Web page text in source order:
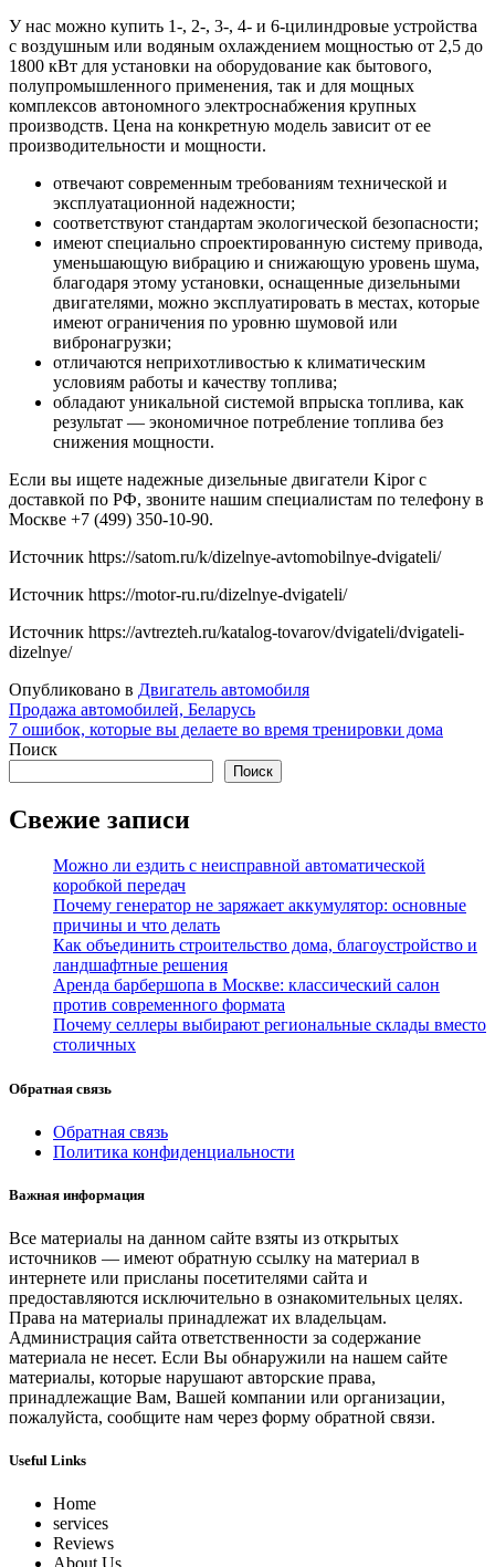
У нас можно купить 1-, 2-, 3-, 4- и 6-цилиндровые устройства
с воздушным или водяным охлаждением мощностью от 2,5 до
1800 кВт для установки на оборудование как бытового,
полупромышленного применения, так и для мощных
комплексов автономного электроснабжения крупных
производств. Цена на конкретную модель зависит от ее
производительности и мощности.
отвечают современным требованиям технической и
эксплуатационной надежности;
соответствуют стандартам экологической безопасности;
имеют специально спроектированную систему привода,
уменьшающую вибрацию и снижающую уровень шума,
благодаря этому установки, оснащенные дизельными
двигателями, можно эксплуатировать в местах, которые
имеют ограничения по уровню шумовой или
вибронагрузки;
отличаются неприхотливостью к климатическим
условиям работы и качеству топлива;
обладают уникальной системой впрыска топлива, как
результат — экономичное потребление топлива без
снижения мощности.
Если вы ищете надежные дизельные двигатели Kipor с
доставкой по РФ, звоните нашим специалистам по телефону в
Москве +7 (499) 350-10-90.
Источник https://satom.ru/k/dizelnye-avtomobilnye-dvigateli/
Источник https://motor-ru.ru/dizelnye-dvigateli/
Источник https://avtrezteh.ru/katalog-tovarov/dvigateli/dvigateli-
dizelnye/
Опубликовано в Двигатель автомобиля
Навигация
по
Продажа автомобилей, Беларусь
7 ошибок, которые вы делаете во время тренировки дома
Поиск
Поиск
Свежие записи
Можно ли ездить с неисправной автоматической
коробкой передач
Почему генератор не заряжает аккумулятор: основные
причины и что делать
Как объединить строительство дома, благоустройство и
ландшафтные решения
Аренда барбершопа в Москве: классический салон
против современного формата
Почему селлеры выбирают региональные склады вместо
столичных
Обратная связь
Обратная связь
Политика конфиденциальности
Важная информация
Все материалы на данном сайте взяты из открытых
источников — имеют обратную ссылку на материал в
интернете или присланы посетителями сайта и
предоставляются исключительно в ознакомительных целях.
Права на материалы принадлежат их владельцам.
Администрация сайта ответственности за содержание
материала не несет. Если Вы обнаружили на нашем сайте
материалы, которые нарушают авторские права,
принадлежащие Вам, Вашей компании или организации,
пожалуйста, сообщите нам через форму обратной связи.
Useful Links
Home
services
Reviews